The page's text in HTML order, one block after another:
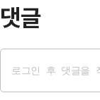
댓글